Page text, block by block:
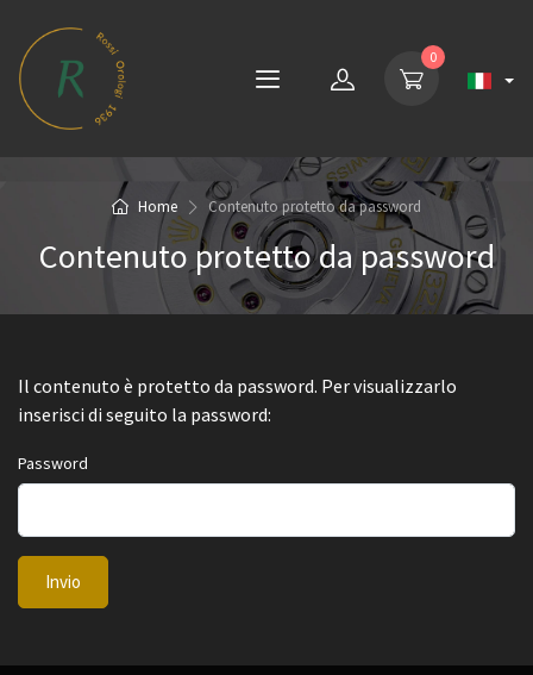
0
Home Contenuto protetto da password
Contenuto protetto da password
Il contenuto è protetto da password. Per visualizzarlo
inserisci di seguito la password:
Password
Invio